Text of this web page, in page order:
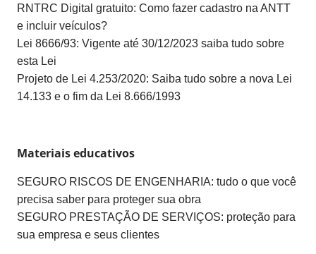
RNTRC Digital gratuito: Como fazer cadastro na ANTT
e incluir veículos?
Lei 8666/93: Vigente até 30/12/2023 saiba tudo sobre
esta Lei
Projeto de Lei 4.253/2020: Saiba tudo sobre a nova Lei
14.133 e o fim da Lei 8.666/1993
Materiais educativos
SEGURO RISCOS DE ENGENHARIA: tudo o que você
precisa saber para proteger sua obra
SEGURO PRESTAÇÃO DE SERVIÇOS: proteção para
sua empresa e seus clientes